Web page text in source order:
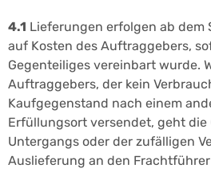
4.1 Lieferungen erfolgen ab dem
auf Kosten des Auftraggebers,
Gegenteiliges vereinbart wurde.
Auftraggebers, der kein
Kaufgegenstand nach einem
Erfüllungsort versendet, geht die
Untergangs oder der zufälligen
Auslieferung an den